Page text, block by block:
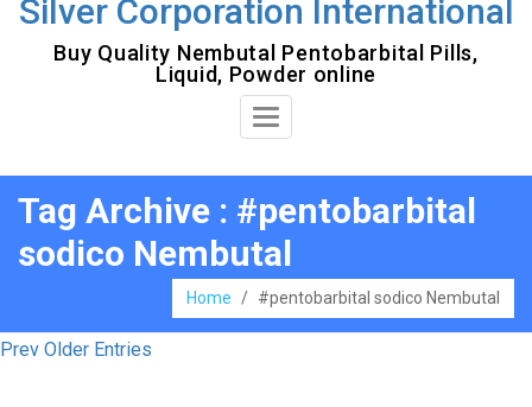
Silver Corporation International
Buy Quality Nembutal Pentobarbital Pills,
Liquid, Powder online
Toggle
Tag Archive : #pentobarbital
sodico Nembutal
Home / #pentobarbital sodico Nembutal
Prev Older Entries